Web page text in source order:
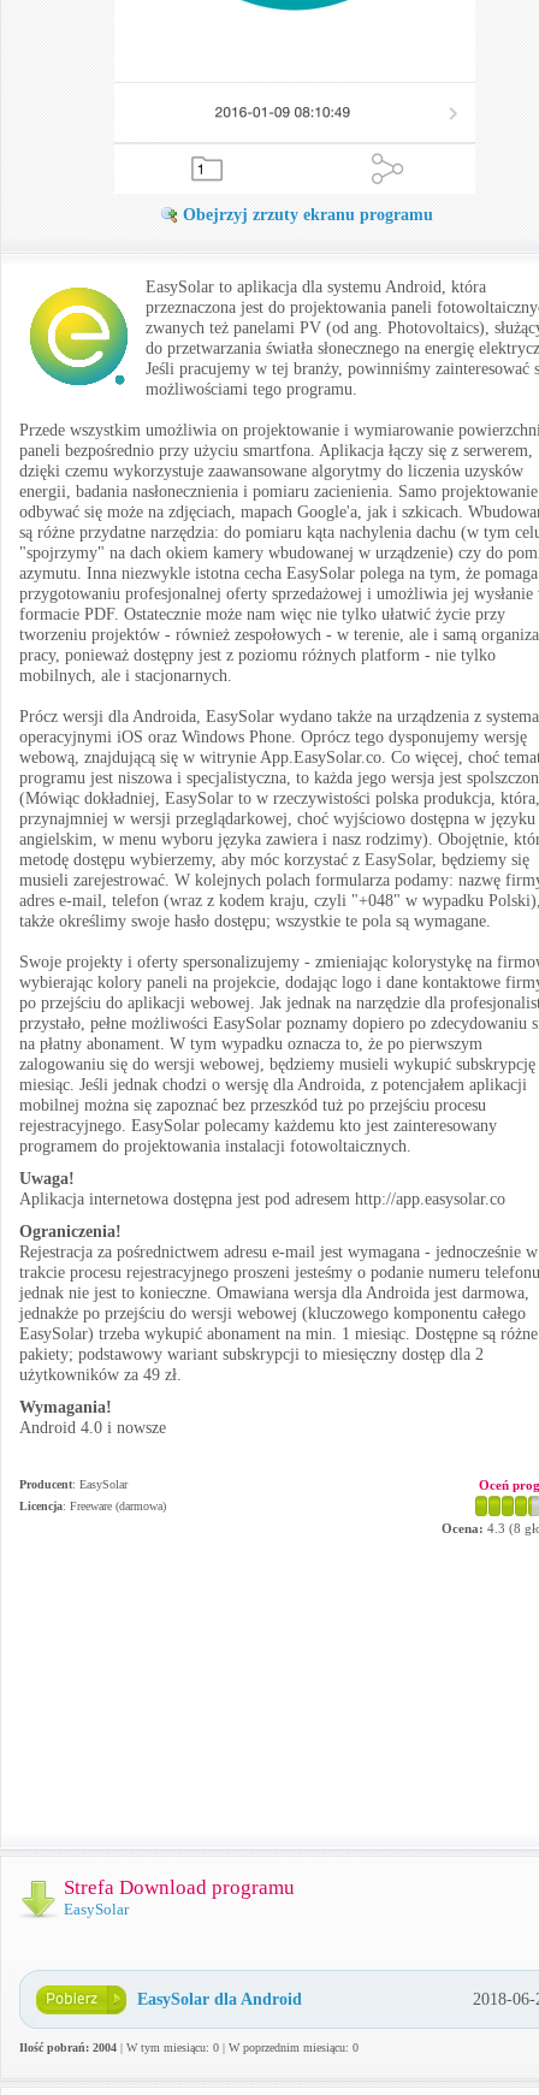
Obejrzyj zrzuty ekranu programu
EasySolar to aplikacja dla systemu Android, która
przeznaczona jest do projektowania paneli
zwanych też panelami PV (od ang. Photovoltaics),
do przetwarzania światła słonecznego na energię
Jeśli pracujemy w tej branży, powinniśmy zainteresować
możliwościami tego programu.
Przede wszystkim umożliwia on projektowanie i wymiarowanie
paneli bezpośrednio przy użyciu smartfona. Aplikacja łączy się z serwerem,
dzięki czemu wykorzystuje zaawansowane algorytmy do liczenia uzysków
energii, badania nasłonecznienia i pomiaru zacienienia. Samo projektowanie
odbywać się może na zdjęciach, mapach Google'a, jak i szkicach.
są różne przydatne narzędzia: do pomiaru kąta nachylenia dachu (w tym
"spojrzymy" na dach okiem kamery wbudowanej w urządzenie) czy do
azymutu. Inna niezwykle istotna cecha EasySolar polega na tym, że
przygotowaniu profesjonalnej oferty sprzedażowej i umożliwia jej wysłanie
formacie PDF. Ostatecznie może nam więc nie tylko ułatwić życie przy
tworzeniu projektów - również zespołowych - w terenie, ale i samą
pracy, ponieważ dostępny jest z poziomu różnych platform - nie tylko
mobilnych, ale i stacjonarnych.
Prócz wersji dla Androida, EasySolar wydano także na urządzenia z
operacyjnymi iOS oraz Windows Phone. Oprócz tego dysponujemy wersję
webową, znajdującą się w witrynie App.EasySolar.co. Co więcej, choć
programu jest niszowa i specjalistyczna, to każda jego wersja jest
(Mówiąc dokładniej, EasySolar to w rzeczywistości polska produkcja, która,
przynajmniej w wersji przeglądarkowej, choć wyjściowo dostępna w języku
angielskim, w menu wyboru języka zawiera i nasz rodzimy). Obojętnie,
metodę dostępu wybierzemy, aby móc korzystać z EasySolar, będziemy się
musieli zarejestrować. W kolejnych polach formularza podamy: nazwę
adres e-mail, telefon (wraz z kodem kraju, czyli "+048" w wypadku
także określimy swoje hasło dostępu; wszystkie te pola są wymagane.
Swoje projekty i oferty spersonalizujemy - zmieniając kolorystykę na
wybierając kolory paneli na projekcie, dodając logo i dane kontaktowe
po przejściu do aplikacji webowej. Jak jednak na narzędzie dla
przystało, pełne możliwości EasySolar poznamy dopiero po zdecydowaniu
na płatny abonament. W tym wypadku oznacza to, że po pierwszym
zalogowaniu się do wersji webowej, będziemy musieli wykupić subskrypcję
miesiąc. Jeśli jednak chodzi o wersję dla Androida, z potencjałem aplikacji
mobilnej można się zapoznać bez przeszkód tuż po przejściu procesu
rejestracyjnego. EasySolar polecamy każdemu kto jest zainteresowany
programem do projektowania instalacji fotowoltaicznych.
Uwaga!
Aplikacja internetowa dostępna jest pod adresem http://app.easysolar.co
Ograniczenia!
Rejestracja za pośrednictwem adresu e-mail jest wymagana - jednocześnie w
trakcie procesu rejestracyjnego proszeni jesteśmy o podanie numeru
jednak nie jest to konieczne. Omawiana wersja dla Androida jest darmowa,
jednakże po przejściu do wersji webowej (kluczowego komponentu całego
EasySolar) trzeba wykupić abonament na min. 1 miesiąc. Dostępne są różne
pakiety; podstawowy wariant subskrypcji to miesięczny dostęp dla 2
użytkowników za 49 zł.
Wymagania!
Android 4.0 i nowsze
Producent: EasySolar
Licencja: Freeware (darmowa)
Oceń
Ocena: 4.3 (8
Strefa Download programu
EasySolar
EasySolar dla Android 2018-06-
Ilość pobrań: 2004 | W tym miesiącu: 0 | W poprzednim miesiącu: 0